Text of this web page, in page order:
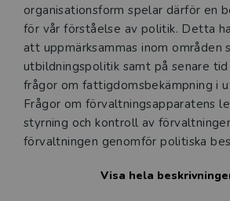
organisationsform spelar därför en
för vår förståelse av politik. Detta
att uppmärksammas inom områden
utbildningspolitik samt på senare
frågor om fattigdomsbekämpning i
Frågor om förvaltningsapparatens
styrning och kontroll av
förvaltningen genomför politiska
välmående demokratierna. Inom
Visa hela